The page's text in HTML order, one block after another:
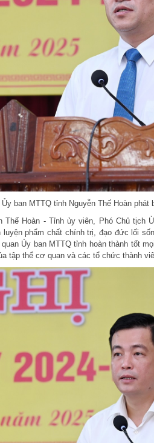
ban MTTQ tỉnh Nguyễn Thế Hoàn phát
Thế Hoàn - Tỉnh ủy viên, Phó Chủ tịch
phẩm chất chính trị, đạo đức lối
Ủy ban MTTQ tỉnh hoàn thành tốt
tập thể cơ quan và các tổ chức thành